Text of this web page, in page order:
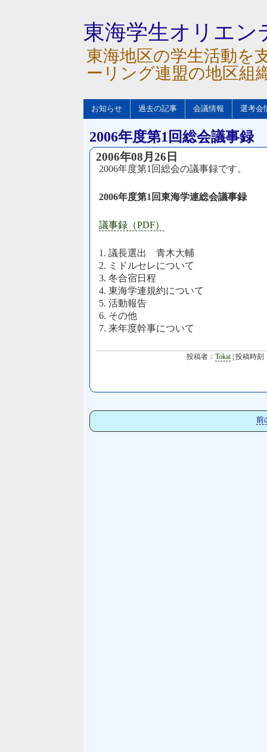
東海学生オリエン
東海地区の学生活動を
ーリング連盟の地区組
お知らせ 過去の記事 会議情報 選考会
2006年度第1回総会議事録
2006年08月26日
2006年度第1回総会の議事録です。
2006年度第1回東海学連総会議事録
議事録（PDF）
1. 議長選出 青木大輔
2. ミドルセレについて
3. 冬合宿日程
4. 東海学連規約について
5. 活動報告
6. その他
7. 来年度幹事について
投稿者： Tokai | 投稿時刻
前